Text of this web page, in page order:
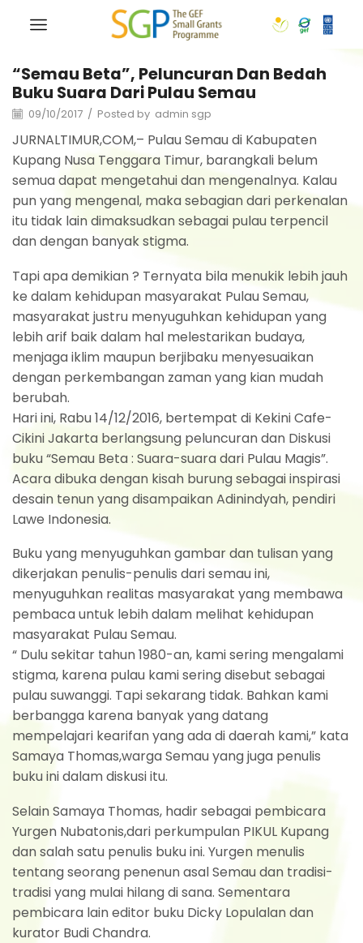
“Semau Beta”, Peluncuran Dan Bedah
Buku Suara Dari Pulau Semau
09/10/2017 / Posted by admin sgp
JURNALTIMUR,COM,– Pulau Semau di Kabupaten
Kupang Nusa Tenggara Timur, barangkali belum
semua dapat mengetahui dan mengenalnya. Kalau
pun yang mengenal, maka sebagian dari perkenalan
itu tidak lain dimaksudkan sebagai pulau terpencil
dan dengan banyak stigma.
Tapi apa demikian ? Ternyata bila menukik lebih jauh
ke dalam kehidupan masyarakat Pulau Semau,
masyarakat justru menyuguhkan kehidupan yang
lebih arif baik dalam hal melestarikan budaya,
menjaga iklim maupun berjibaku menyesuaikan
dengan perkembangan zaman yang kian mudah
berubah.
Hari ini, Rabu 14/12/2016, bertempat di Kekini Cafe-
Cikini Jakarta berlangsung peluncuran dan Diskusi
buku “Semau Beta : Suara-suara dari Pulau Magis”.
Acara dibuka dengan kisah burung sebagai inspirasi
desain tenun yang disampaikan Adinindyah, pendiri
Lawe Indonesia.
Buku yang menyuguhkan gambar dan tulisan yang
dikerjakan penulis-penulis dari semau ini,
menyuguhkan realitas masyarakat yang membawa
pembaca untuk lebih dalam melihat kehidupan
masyarakat Pulau Semau.
“ Dulu sekitar tahun 1980-an, kami sering mengalami
stigma, karena pulau kami sering disebut sebagai
pulau suwanggi. Tapi sekarang tidak. Bahkan kami
berbangga karena banyak yang datang
mempelajari kearifan yang ada di daerah kami,” kata
Samaya Thomas,warga Semau yang juga penulis
buku ini dalam diskusi itu.
Selain Samaya Thomas, hadir sebagai pembicara
Yurgen Nubatonis,dari perkumpulan PIKUL Kupang
dan salah satu penulis buku ini. Yurgen menulis
tentang seorang penenun asal Semau dan tradisi-
tradisi yang mulai hilang di sana. Sementara
pembicara lain editor buku Dicky Lopulalan dan
kurator Budi Chandra.